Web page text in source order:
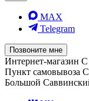
MAX
Telegram
Позвоните мне
Интернет-магазин С
Пункт самовывоза С
Большой